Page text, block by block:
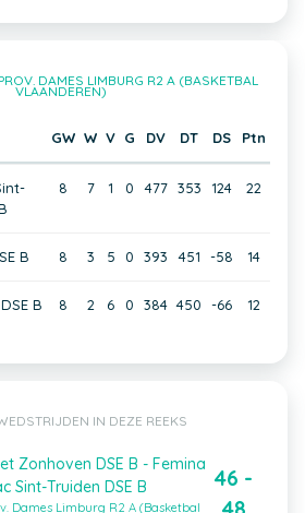
DAMES LIMBURG R2 A (BASKETBAL
VLAANDEREN)
GW W V G DV DT DS Ptn
8 7 1 0 477 353 124 22
B 8 3 5 0 393 451 -58 14
B 8 2 6 0 384 450 -66 12
IN DEZE REEKS
Zonhoven DSE B - Femina
Sint-Truiden DSE B
Dames Limburg R2 A (Basketbal
46 -